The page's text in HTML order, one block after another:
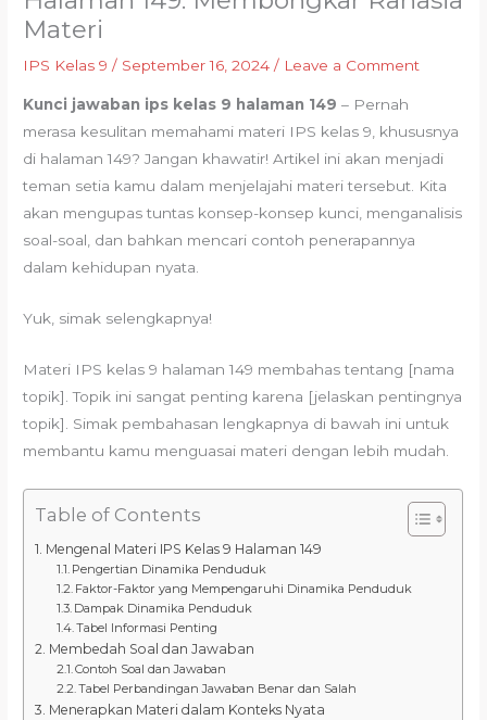
Materi
IPS Kelas 9 / September 16, 2024/ Leave a Comment
Kunci jawaban ips kelas 9 halaman 149 – Pernah
merasa kesulitan memahami materi IPS kelas 9, khususnya
di halaman 149? Jangan khawatir! Artikel ini akan menjadi
teman setia kamu dalam menjelajahi materi tersebut. Kita
akan mengupas tuntas konsep-konsep kunci, menganalisis
soal-soal, dan bahkan mencari contoh penerapannya
dalam kehidupan nyata.
Yuk, simak selengkapnya!
Materi IPS kelas 9 halaman 149 membahas tentang [nama
topik]. Topik ini sangat penting karena [jelaskan pentingnya
topik]. Simak pembahasan lengkapnya di bawah ini untuk
membantu kamu menguasai materi dengan lebih mudah.
Table of Contents
Mengenal Materi IPS Kelas 9 Halaman 149
Pengertian Dinamika Penduduk
Faktor-Faktor yang Mempengaruhi Dinamika Penduduk
Dampak Dinamika Penduduk
Tabel Informasi Penting
Membedah Soal dan Jawaban
Contoh Soal dan Jawaban
Tabel Perbandingan Jawaban Benar dan Salah
Menerapkan Materi dalam Konteks Nyata